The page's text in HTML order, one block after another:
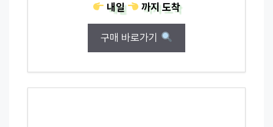
내일
까지도착
구매 바로가기